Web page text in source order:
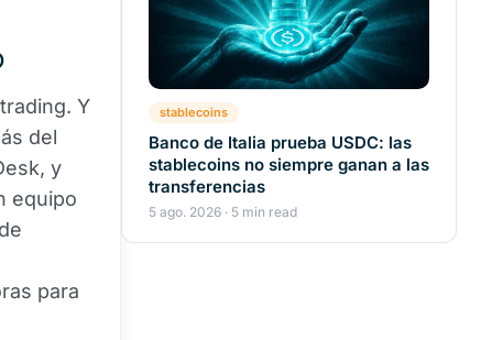
Y
del
y
equipo
para
stablecoins
Banco de Italia prueba USDC: las
stablecoins no siempre ganan a las
transferencias
5 ago. 2026 · 5 min read